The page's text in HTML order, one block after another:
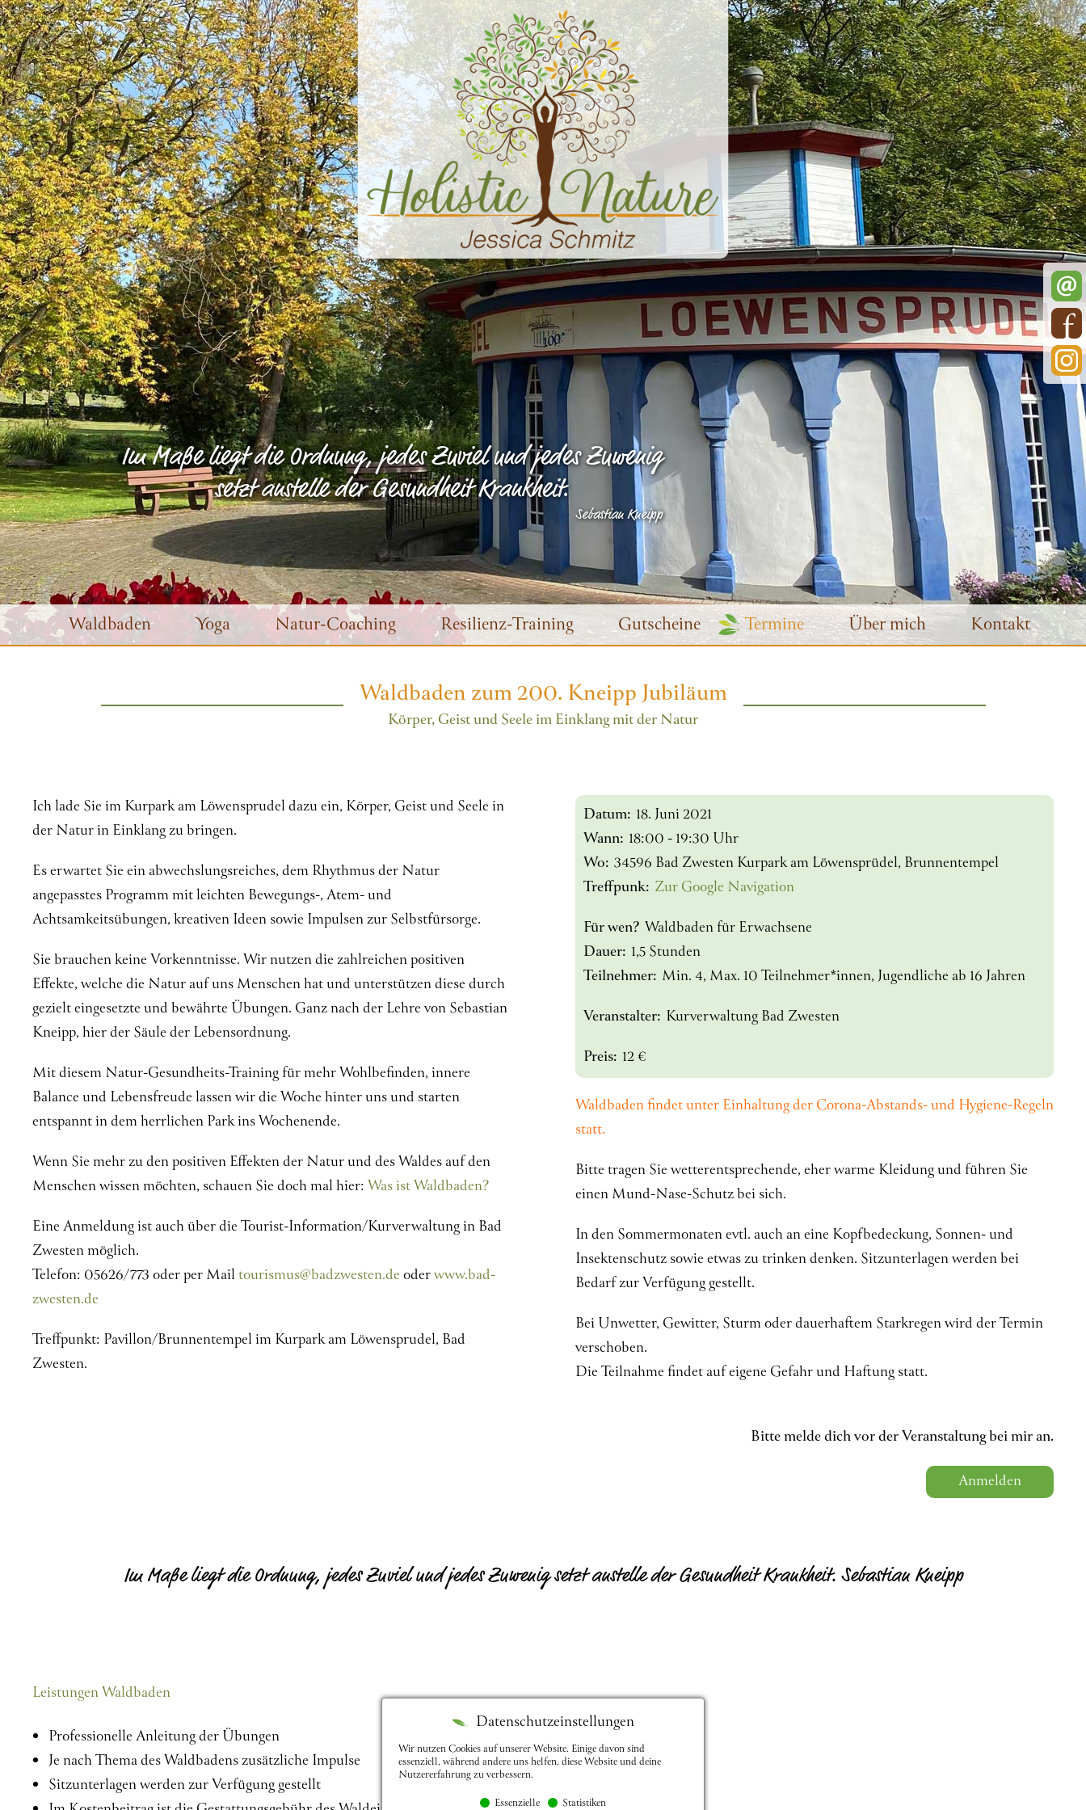
Im Maße liegt die Ordnung, jedes Zuviel und jedes Zuwenig
setzt anstelle der Gesundheit Krankheit.
Sebastian Kneipp
Waldbaden Yoga Natur-Coaching Resilienz-Training Gutscheine Termine Über mich Kontakt
Waldbaden zum 200. Kneipp Jubiläum
Körper, Geist und Seele im Einklang mit der Natur
Ich lade Sie im Kurpark am Löwensprudel dazu ein, Körper, Geist und Seele in
der Natur in Einklang zu bringen.
Es erwartet Sie ein abwechslungsreiches, dem Rhythmus der Natur
angepasstes Programm mit leichten Bewegungs-, Atem- und
Achtsamkeitsübungen, kreativen Ideen sowie Impulsen zur Selbstfürsorge.
Sie brauchen keine Vorkenntnisse. Wir nutzen die zahlreichen positiven
Effekte, welche die Natur auf uns Menschen hat und unterstützen diese durch
gezielt eingesetzte und bewährte Übungen. Ganz nach der Lehre von Sebastian
Kneipp, hier der Säule der Lebensordnung.
Mit diesem Natur-Gesundheits-Training für mehr Wohlbefinden, innere
Balance und Lebensfreude lassen wir die Woche hinter uns und starten
entspannt in dem herrlichen Park ins Wochenende.
Wenn Sie mehr zu den positiven Effekten der Natur und des Waldes auf den
Menschen wissen möchten, schauen Sie doch mal hier: Was ist Waldbaden?
Eine Anmeldung ist auch über die Tourist-Information/Kurverwaltung in Bad
Zwesten möglich.
Telefon: 05626/773 oder per Mailtourismus@badzwesten.deoderwww.bad-
zwesten.de
Treffpunkt: Pavillon/Brunnentempel im Kurpark am Löwensprudel, Bad
Zwesten.
Datum: 18. Juni 2021
Wann: 18:00 - 19:30 Uhr
Wo: 34596 Bad Zwesten Kurpark am Löwensprüdel, Brunnentempel
Treffpunk: Zur Google Navigation
Für wen? Waldbaden für Erwachsene
Dauer: 1,5 Stunden
Teilnehmer: Min. 4, Max. 10 Teilnehmer*innen, Jugendliche ab 16 Jahren
Veranstalter: Kurverwaltung Bad Zwesten
Preis: 12 €
Waldbaden findet unter Einhaltung der Corona-Abstands- und Hygiene-Regeln
statt.
Bitte tragen Sie wetterentsprechende, eher warme Kleidung und führen Sie
einen Mund-Nase-Schutz bei sich.
In den Sommermonaten evtl. auch an eine Kopfbedeckung, Sonnen- und
Insektenschutz sowie etwas zu trinken denken. Sitzunterlagen werden bei
Bedarf zur Verfügung gestellt.
Bei Unwetter, Gewitter, Sturm oder dauerhaftem Starkregen wird der Termin
verschoben.
Die Teilnahme findet auf eigene Gefahr und Haftung statt.
Bitte melde dich vor der Veranstaltung bei mir an.
Anmelden
Im Maße liegt die Ordnung, jedes Zuviel und jedes Zuwenig setzt anstelle der Gesundheit Krankheit. Sebastian Kneipp
Leistungen Waldbaden
Professionelle Anleitung der Übungen
Je nach Thema des Waldbadens zusätzliche Impulse
Sitzunterlagen werden zur Verfügung gestellt
Datenschutzeinstellungen
Wir nutzen Cookies auf unserer Website. Einige davon sind
essenziell, während andere uns helfen, diese Website und deine
Nutzererfahrung zu verbessern.
Essenzielle
Statistiken